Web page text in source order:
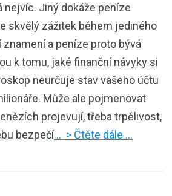
nejvíc. Jiný dokáže peníze
skvělý zážitek během jediného
a peníze proto bývá
k tomu, jaké finanční návyky si
neurčuje stav vašeho účtu
Může ale pojmenovat
projevují, třeba trpělivost,
bezpečí… > Čtěte dále …